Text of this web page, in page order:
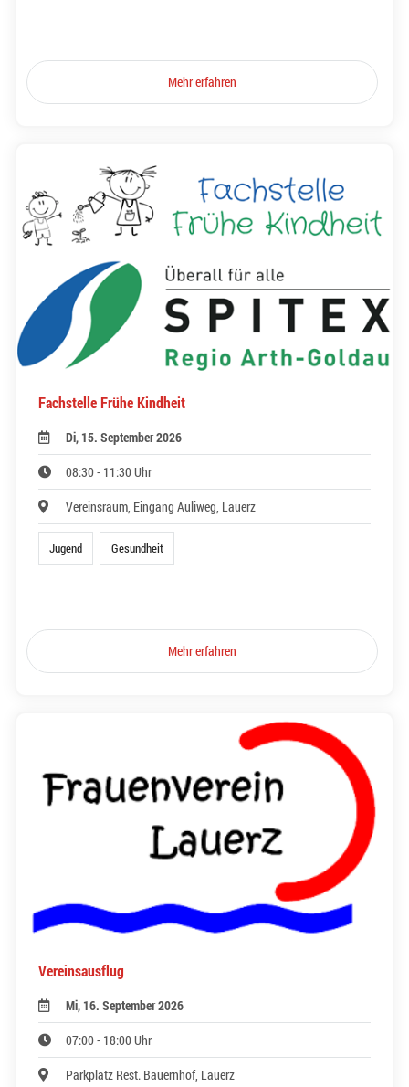
Mehr erfahren
Fachstelle Frühe Kindheit
Di, 15. September 2026
08:30 - 11:30 Uhr
Vereinsraum, Eingang Auliweg, Lauerz
Jugend Gesundheit
Mehr erfahren
Vereinsausflug
Mi, 16. September 2026
07:00 - 18:00 Uhr
Parkplatz Rest. Bauernhof, Lauerz